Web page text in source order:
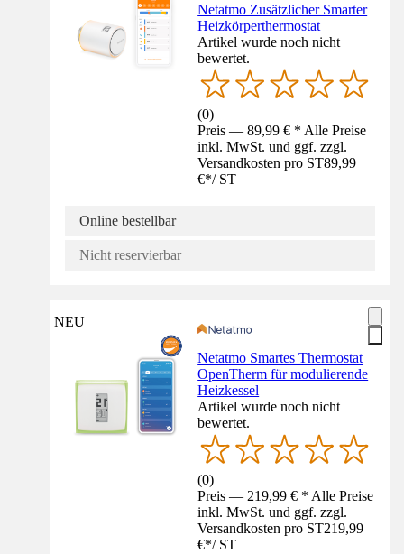
Netatmo Zusätzlicher Smarter
Heizkörperthermostat
Artikel wurde noch nicht
bewertet.
(0)
Preis — 89,99 € * Alle Preise
inkl. MwSt. und ggf. zzgl.
Versandkosten pro ST89,99
€*/ ST
Online bestellbar
Nicht reservierbar
NEU
Netatmo Smartes Thermostat
OpenTherm für modulierende
Heizkessel
Artikel wurde noch nicht
bewertet.
(0)
Preis — 219,99 € * Alle Preise
inkl. MwSt. und ggf. zzgl.
Versandkosten pro ST219,99
€*/ ST